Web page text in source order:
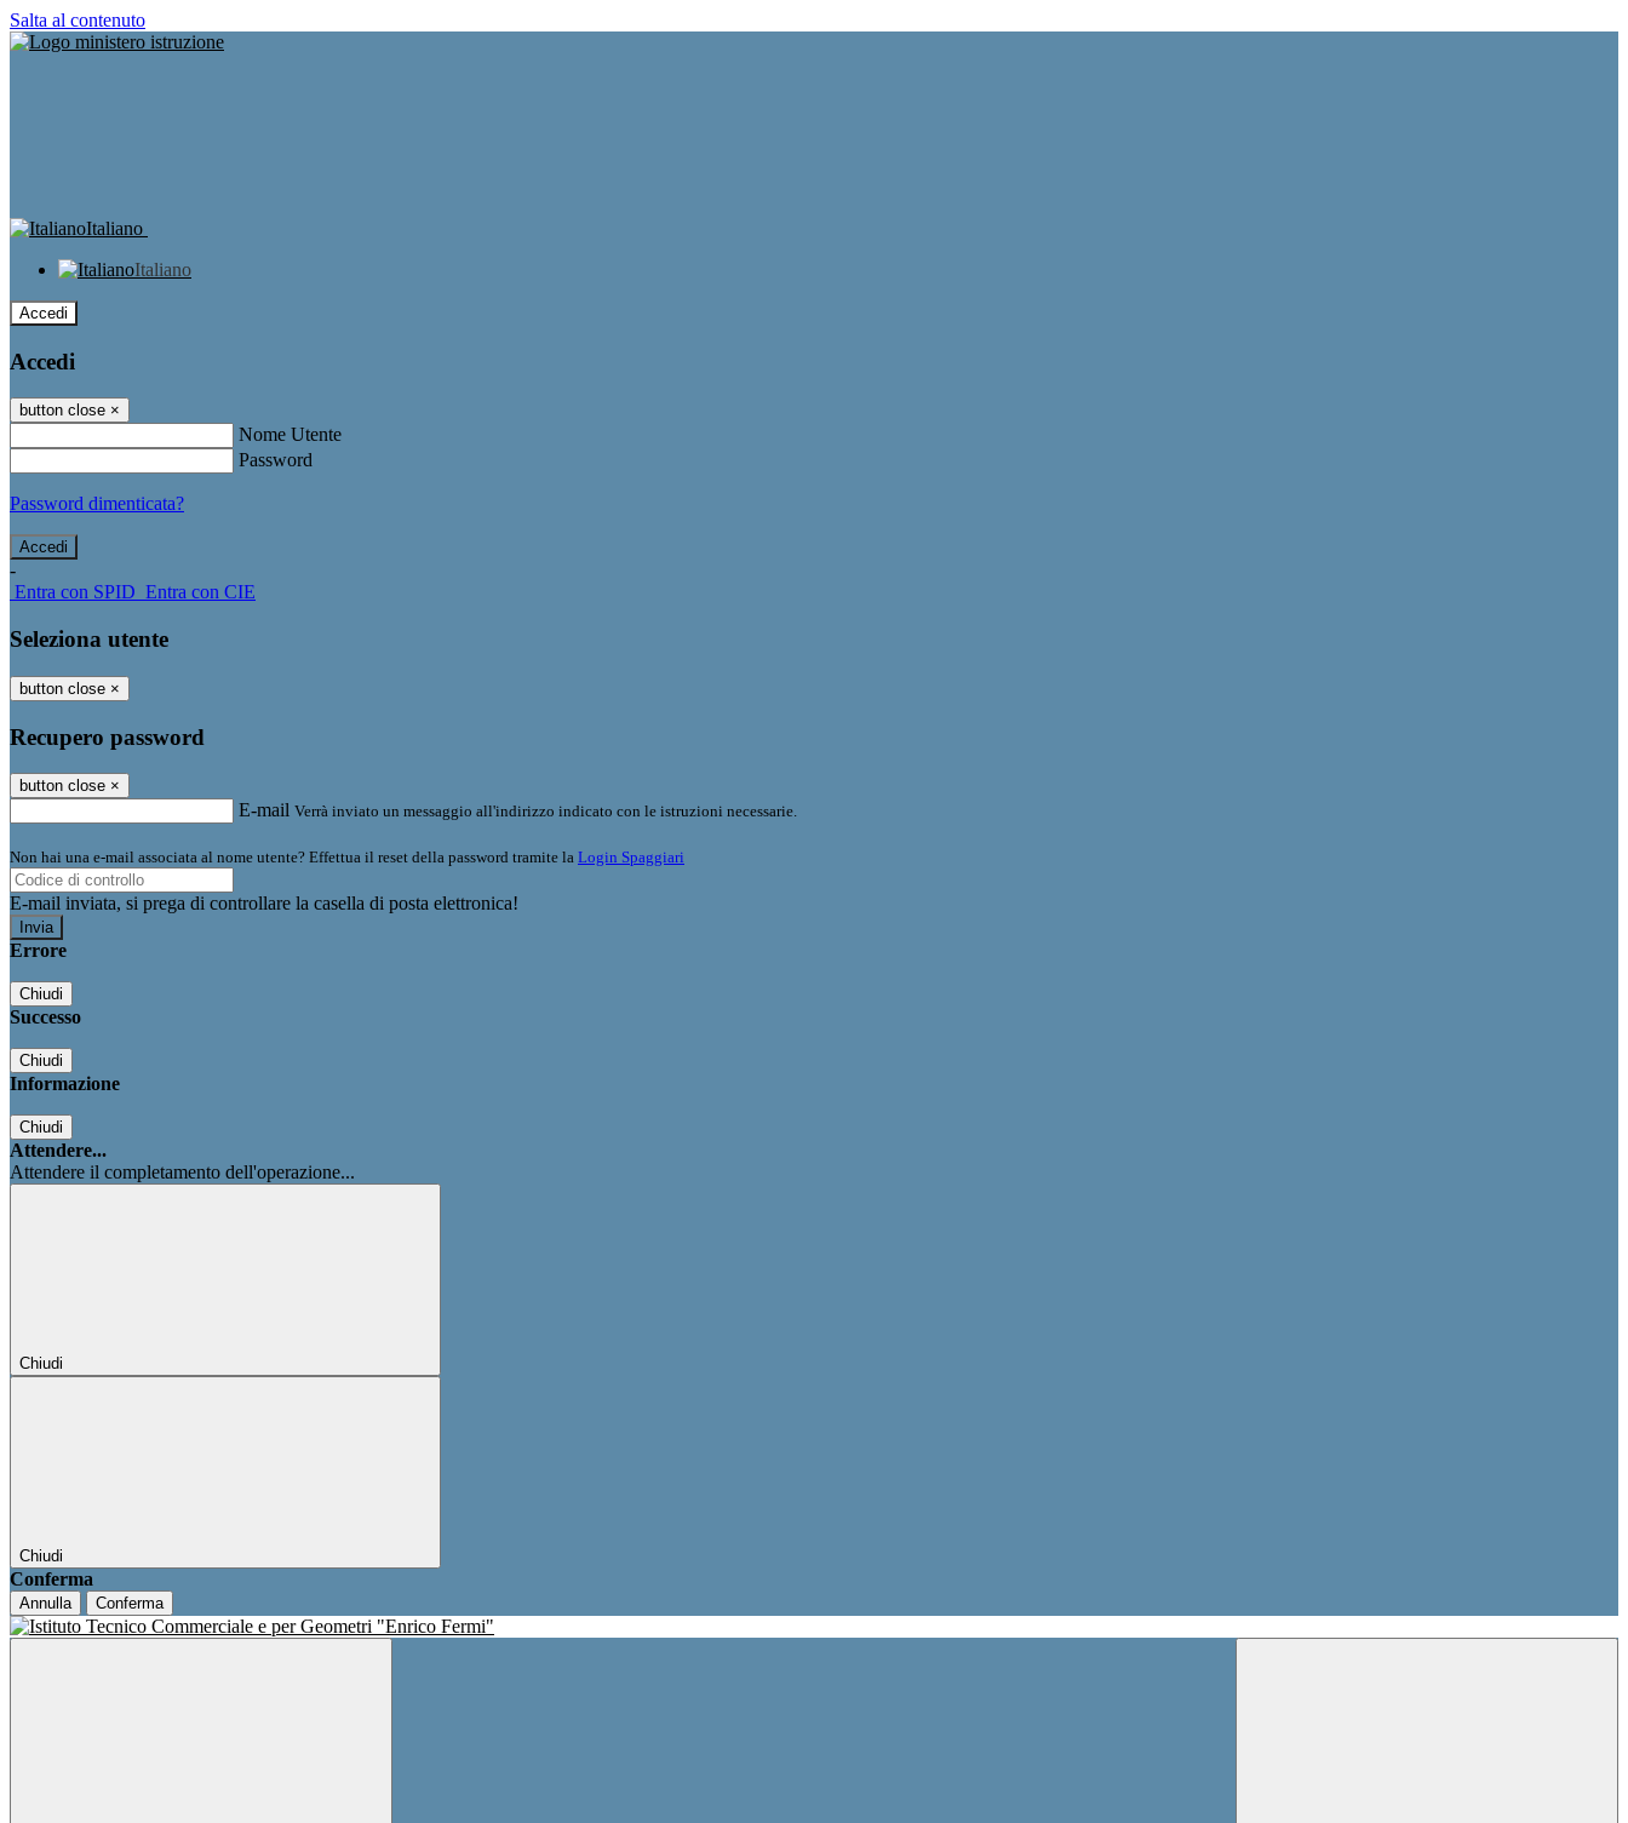
Salta al contenuto
Italiano
Italiano
Accedi
Accedi
button close ×
Nome Utente
Password
Password dimenticata?
-
Entra con SPID Entra con CIE
Seleziona utente
button close ×
Recupero password
button close ×
E-mail Verrà inviato un messaggio all'indirizzo indicato con le istruzioni necessarie.
Non hai una e-mail associata al nome utente? Effettua il reset della password tramite la Login Spaggiari
E-mail inviata, si prega di controllare la casella di posta elettronica!
Errore
Chiudi
Successo
Chiudi
Informazione
Chiudi
Attendere...
Attendere il completamento dell'operazione...
Chiudi
Chiudi
Conferma
Annulla Conferma